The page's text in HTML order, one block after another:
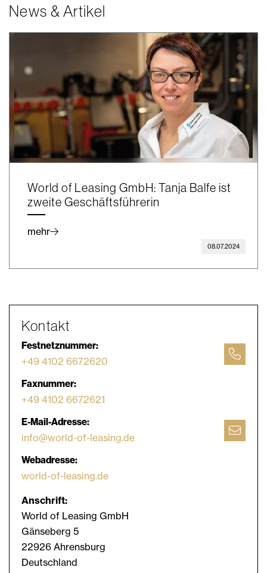
News & Artikel
World of Leasing GmbH: Tanja Balfe ist
zweite Geschäftsführerin
mehr
08.07.2024
Kontakt
Festnetznummer:
+49 4102 6672620
Faxnummer:
+49 4102 6672621
E-Mail-Adresse:
info@world-of-leasing.de
Webadresse:
world-of-leasing.de
Anschrift:
World of Leasing GmbH
Gänseberg 5
22926 Ahrensburg
Deutschland